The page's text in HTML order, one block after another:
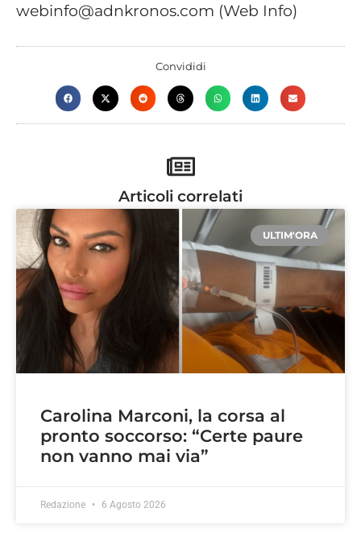
webinfo@adnkronos.com (Web Info)
Convididi
Articoli correlati
ULTIM'ORA
Carolina Marconi, la corsa al
pronto soccorso: “Certe paure
non vanno mai via”
Redazione 6 Agosto 2026